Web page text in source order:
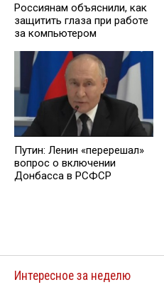
Россиянам объяснили, как
защитить глаза при работе
за компьютером
Путин: Ленин «перерешал»
вопрос о включении
Донбасса в РСФСР
Интересное за неделю